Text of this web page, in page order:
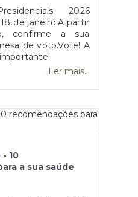
2026
de janeiro.A partir
confirme a sua
de voto.Vote! A
Ler mais...
10
a sua saúde